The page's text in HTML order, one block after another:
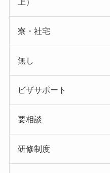
寮・社宅
無し
ビザサポート
要相談
研修制度